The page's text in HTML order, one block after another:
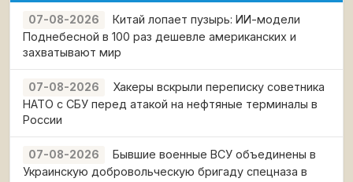
07-08-2026
Китай лопает пузырь: ИИ-модели
Поднебесной в 100 раз дешевле американских и
захватывают мир
07-08-2026
Хакеры вскрыли переписку советника
НАТО с СБУ перед атакой на нефтяные терминалы в
России
07-08-2026
Бывшие военные ВСУ объединены в
Украинскую добровольческую бригаду спецназа в